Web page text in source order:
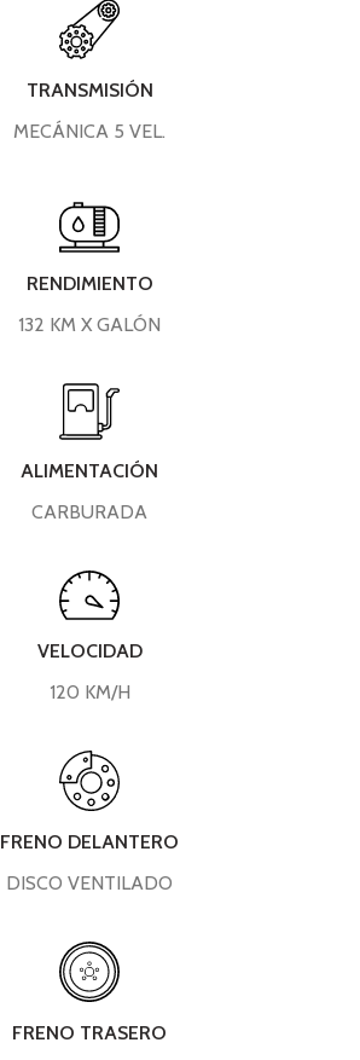
TRANSMISIÓN
MECÁNICA 5 VEL.
RENDIMIENTO
132 KM X GALÓN
ALIMENTACIÓN
CARBURADA
VELOCIDAD
120 KM/H
FRENO DELANTERO
DISCO VENTILADO
FRENO TRASERO